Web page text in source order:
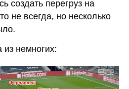
создать перегруз на
не всегда, но несколько
из немногих: